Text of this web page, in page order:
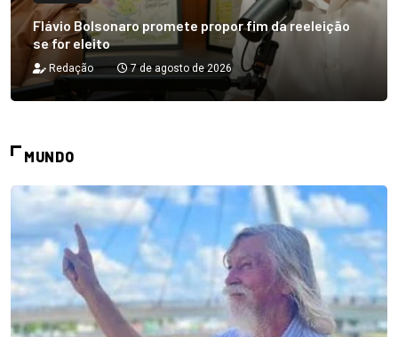
Flávio Bolsonaro promete propor fim da reeleição
se for eleito
Redação 7 de agosto de 2026
MUNDO